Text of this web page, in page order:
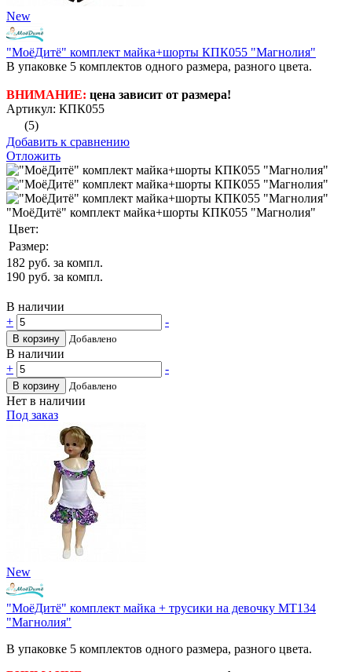
New
"МоёДитё" комплект майка+шорты КПК055 "Магнолия"
В упаковке 5 комплектов одного размера, разного цвета.
ВНИМАНИЕ: цена зависит от размера!
Артикул: КПК055
(5)
Добавить к сравнению
Отложить
"МоёДитё" комплект майка+шорты КПК055 "Магнолия"
Цвет:
Размер:
182 руб. за компл.
190 руб. за компл.
В наличии
+
-
В корзину Добавлено
В наличии
+
-
В корзину Добавлено
Нет в наличии
Под заказ
New
"МоёДитё" комплект майка + трусики на девочку МТ134
"Магнолия"
В упаковке 5 комплектов одного размера, разного цвета.